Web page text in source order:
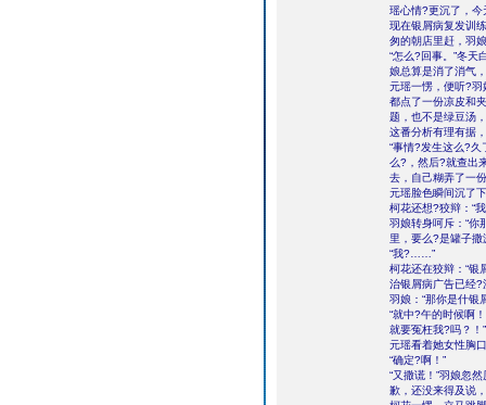
瑶心情?更沉了，
现在银屑病复发训
匆的朝店里赶，羽
“怎么?回事。”冬
娘总算是消了消气
元瑶一愣，便听?羽
都点了一份凉皮和
题，也不是绿豆汤
这番分析有理有据
“事情?发生这么?
么?，然后?就查出
去，自己糊弄了一
元瑶脸色瞬间沉了
柯花还想?狡辩：“
羽娘转身呵斥：“你
里，要么?是罐子
“我?……”
柯花还在狡辩：“银
治银屑病广告已经?
羽娘：“那你是什银
“就中?午的时候啊
就要冤枉我?吗？！”
元瑶看着她女性胸
“确定?啊！”
“又撒谎！”羽娘忽
歉，还没来得及说